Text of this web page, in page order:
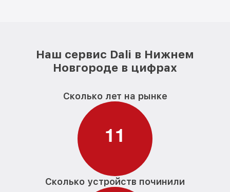
Наш сервис Dali в Нижнем
Новгороде в цифрах
Сколько лет на рынке
11
Сколько устройств починили